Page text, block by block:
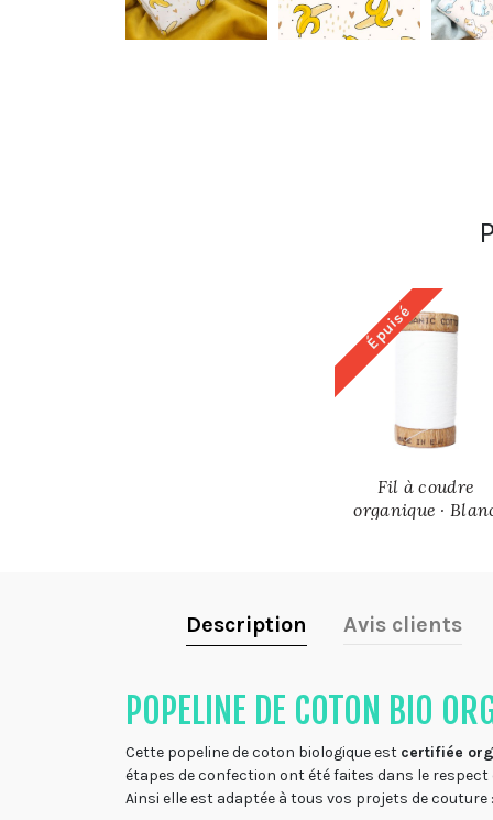
Épuisé
Fil à coudre
organique ·
Description Avis clients
POPELINE DE COTON BIO
Cette popeline de coton biologique est certifiée
étapes de confection ont été faites dans le
Ainsi elle est adaptée à tous vos projets de